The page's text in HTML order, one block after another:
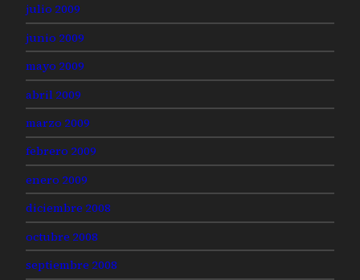
julio 2009
junio 2009
mayo 2009
abril 2009
marzo 2009
febrero 2009
enero 2009
diciembre 2008
octubre 2008
septiembre 2008